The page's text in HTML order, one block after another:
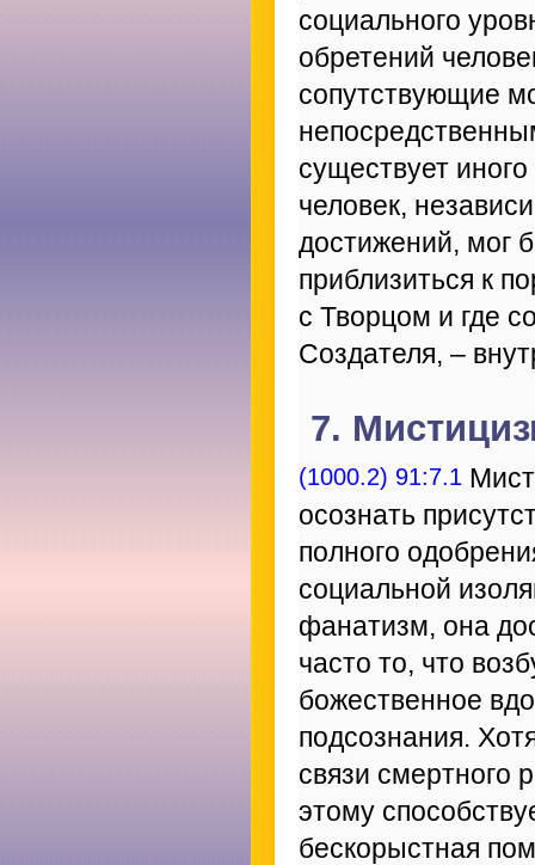
социального
обретений
сопутствующие
существует
человек,
достижений, мог
приблизиться к
с Творцом и где
Создателя, –
7.
(1000.2) 91:7.1
осознать
полного
социальной
фанатизм, она
часто то, что
божественное
подсознания.
связи смертного
этому
бескорыстная